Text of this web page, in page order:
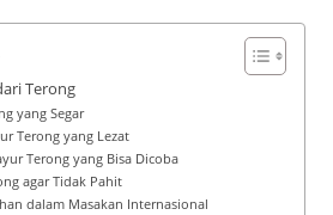
Terong
yang Segar
Terong yang Lezat
Terong yang Bisa Dicoba
agar Tidak Pahit
dalam Masakan Internasional